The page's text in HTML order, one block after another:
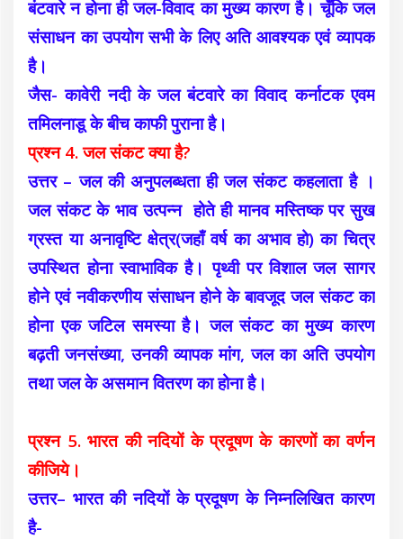
बंटवारे न होना ही जल-विवाद का मुख्य कारण है। चूँकि जल
संसाधन का उपयोग सभी के लिए अति आवश्यक एवं व्यापक
है।
जैस- कावेरी नदी के जल बंटवारे का विवाद कर्नाटक एवम
तमिलनाडू के बीच काफी पुराना है।
प्रश्न 4. जल संकट क्या है?
उत्तर – जल की अनुपलब्धता ही जल संकट कहलाता है ।
जल संकट के भाव उत्पन्न होते ही मानव मस्तिष्क पर सुख
ग्रस्त या अनावृष्टि क्षेत्र(जहाँ वर्ष का अभाव हो) का चित्र
उपस्थित होना स्वाभाविक है। पृथ्वी पर विशाल जल सागर
होने एवं नवीकरणीय संसाधन होने के बावजूद जल संकट का
होना एक जटिल समस्या है। जल संकट का मुख्य कारण
बढ़ती जनसंख्या, उनकी व्यापक मांग, जल का अति उपयोग
तथा जल के असमान वितरण का होना है।
प्रश्न 5. भारत की नदियों के प्रदूषण के कारणों का वर्णन
कीजिये।
उत्तर– भारत की नदियों के प्रदूषण के निम्नलिखित कारण
है-